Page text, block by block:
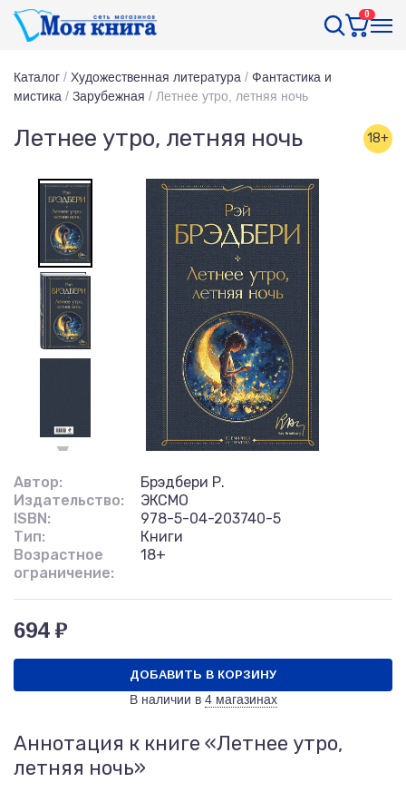
0
Каталог / Художественная литература / Фантастика и
мистика / Зарубежная / Летнее утро, летняя ночь
Летнее утро, летняя ночь 18+
Автор:
Брэдбери Р.
Издательство:
ЭКСМО
ISBN:
978-5-04-203740-5
Тип:
Книги
Возрастное
ограничение:
18+
694 ₽
ДОБАВИТЬ В КОРЗИНУ
В наличии в 4 магазинах
Аннотация к книге «Летнее утро,
летняя ночь»